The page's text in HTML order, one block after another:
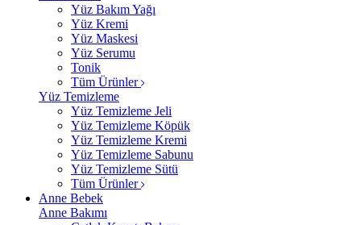
Yüz Bakım Yağı
Yüz Kremi
Yüz Maskesi
Yüz Serumu
Tonik
Tüm Ürünler
Yüz Temizleme
Yüz Temizleme Jeli
Yüz Temizleme Köpük
Yüz Temizleme Kremi
Yüz Temizleme Sabunu
Yüz Temizleme Sütü
Tüm Ürünler
Anne Bebek
Anne Bakımı